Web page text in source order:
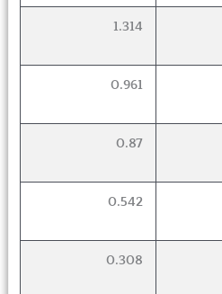
1.314
0.961
0.87
0.542
0.308